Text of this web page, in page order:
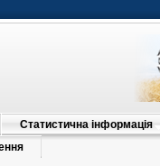
Статистична інформація